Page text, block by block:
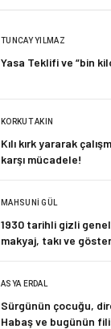
TUNCAY YILMAZ
Yasa Teklifi ve “bin
KORKUT AKIN
Kılı kırk yararak
karşı mücadele!
MAHSUNI GÜL
1930 tarihli gizli
makyaj, takı ve
ASYA ERDAL
Sürgünün çocuğu,
Habaş ve bugünün